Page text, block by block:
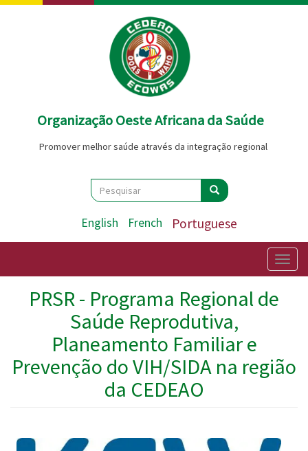
Passar
Organização Oeste Africana da Saúde
Promover melhor saúde através da integração regional
Search
Pesquisar Pesquisar
English French Portuguese
PRSR - Programa Regional de
Saúde Reprodutiva,
Planeamento Familiar e
Prevenção do VIH/SIDA na região
da CEDEAO